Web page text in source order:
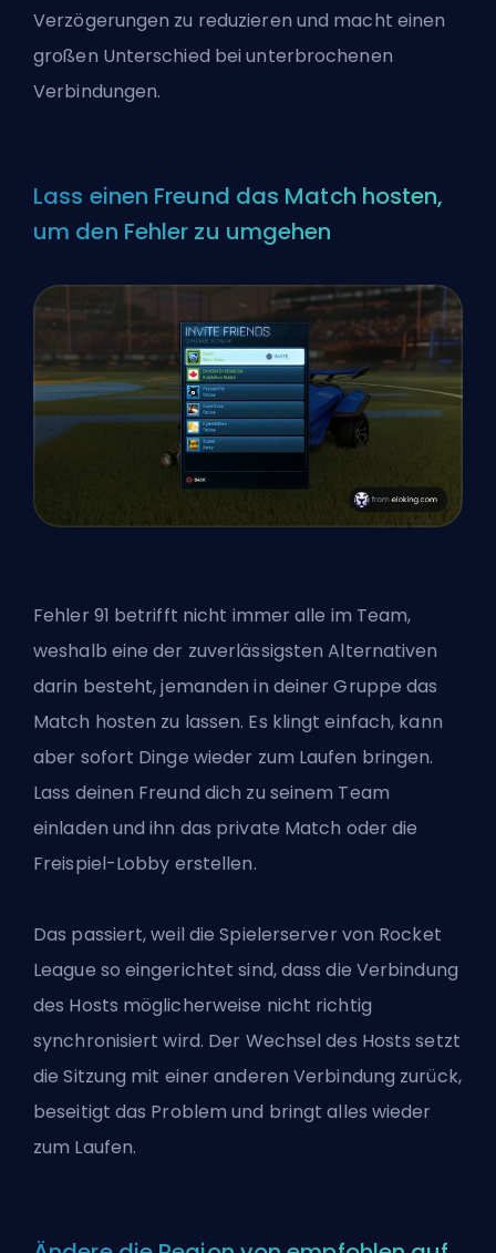
Verzögerungen zu reduzieren und macht einen
großen Unterschied bei unterbrochenen
Verbindungen.
Lass einen Freund das Match hosten,
um den Fehler zu umgehen
Fehler 91 betrifft nicht immeralle im Team,
weshalb eine der zuverlässigsten Alternativen
darin besteht, jemanden in deiner Gruppe das
Match hosten zu lassen. Es klingt einfach, kann
aber sofort Dinge wieder zum Laufen bringen.
Lass deinen Freund dich zu seinem Team
einladen und ihn das private Match oder die
Freispiel-Lobby erstellen.
Das passiert, weil die Spielerserver von Rocket
League so eingerichtet sind, dass die Verbindung
des Hosts möglicherweise nicht richtig
synchronisiert wird. Der Wechsel des Hosts setzt
die Sitzung mit einer anderen Verbindung zurück,
beseitigt das Problem und bringt alles wieder
zum Laufen.